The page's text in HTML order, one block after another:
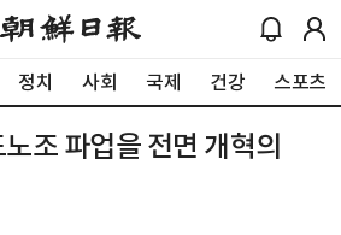
정치 사회 국제 건강 스포츠
조 파업을 전면 개혁의